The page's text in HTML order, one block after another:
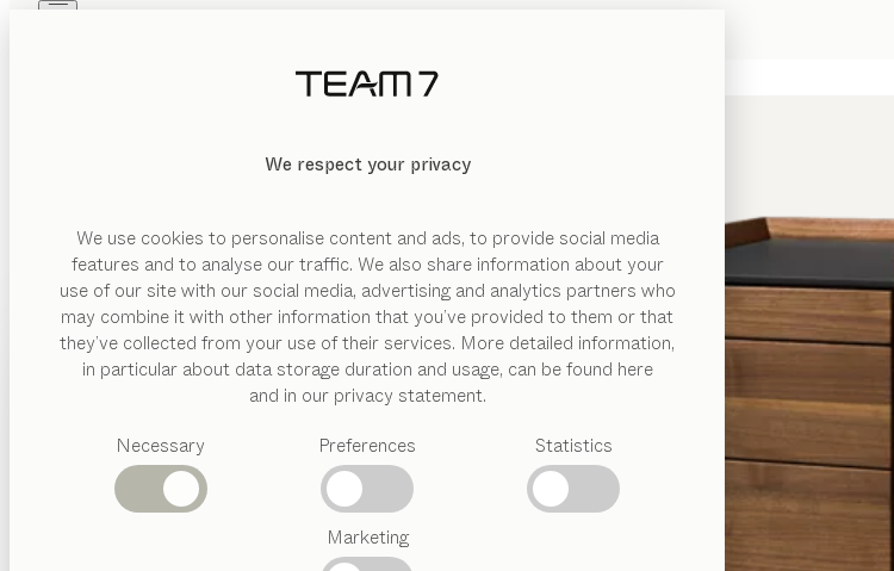
We respect your privacy
We use cookies to personalise content and ads, to provide social media
features and to analyse our traffic. We also share information about your
use of our site with our social media, advertising and analytics partners who
may combine it with other information that you’ve provided to them or that
they’ve collected from your use of their services. More detailed information,
in particular about data storage duration and usage, can be found here
and in our privacy statement.
Necessary
Preferences Statistics
Marketing
Esstische
Küchen
Regale
Betten
PRODUKTE
ÜBER UNS
HÄNDLER